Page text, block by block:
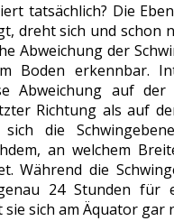
tatsächlich? Die
dreht sich und schon
Abweichung der
Boden erkennbar.
Abweichung auf der
Richtung als auf
die
an welchem
Während die
24 Stunden für
sich am Äquator gar